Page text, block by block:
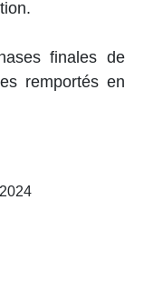
finales de
remportés en